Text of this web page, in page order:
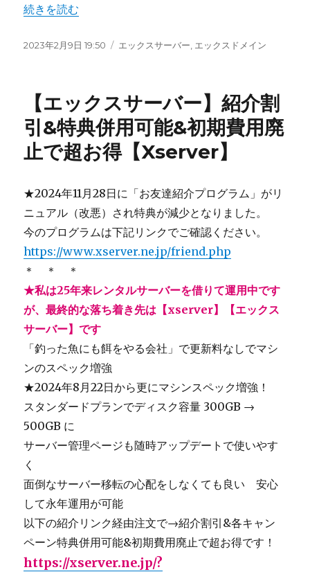
““生涯収益の拠点”として【エックスサーバー】SNSだ
続きを読む
投
2023年2月9日 19:50
カ
ー
エックスサーバー, エックスドメイン
【エックスサーバー】紹介割
引&特典併用可能&初期費用廃
止で超お得【Xserver】
★2024年11月28日に「お友達紹介プログラム」がリ
ニュアル（改悪）され特典が減少となりました。
今のプログラムは下記リンクでご確認ください。
https://www.xserver.ne.jp/friend.php
＊ ＊ ＊
★私は25年来レンタルサーバーを借りて運用中です
が、最終的な落ち着き先は【xserver】【エックス
サーバー】です
「釣った魚にも餌をやる会社」で更新料なしでマシ
ンのスペック増強
★2024年8月22日から更にマシンスペック増強！
スタンダードプランでディスク容量 300GB →
500GB に
サーバー管理ページも随時アップデートで使いやす
く
面倒なサーバー移転の心配をしなくても良い 安心
して永年運用が可能
以下の紹介リンク経由注文で→紹介割引&各キャン
ペーン特典併用可能&初期費用廃止で超お得です！
https://xserver.ne.jp/?